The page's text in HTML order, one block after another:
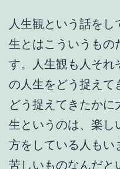
人生観という話をし
生とはこういうもの
す。人生観も人それ
の人生をどう捉えて
どう捉えてきたかに
生というのは、楽し
方をしている人もい
苦しいものなんだと